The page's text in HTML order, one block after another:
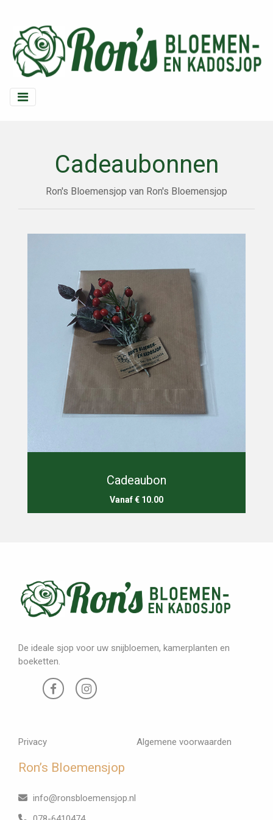
Cadeaubonnen
Ron's Bloemensjop van Ron's Bloemensjop
Cadeaubon
Vanaf € 10.00
De ideale sjop voor uw snijbloemen, kamerplanten en
boeketten.
Privacy Algemene voorwaarden
Ron’s Bloemensjop
info@ronsbloemensjop.nl